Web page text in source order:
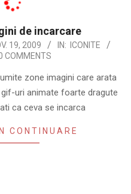
de incarcare
19, 2009 IN:
ICONITE
COMMENTS
zone imagini care arata
uri animate foarte dragute
ca ceva se incarca
CONTINUARE